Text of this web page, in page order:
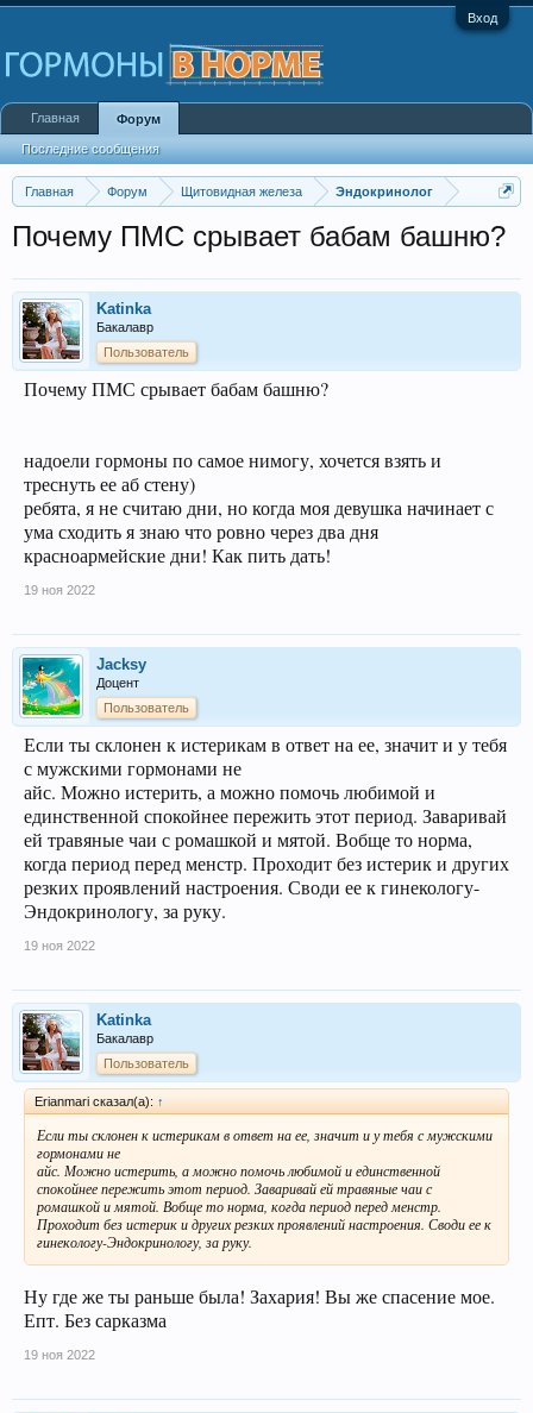
Вход
Главная Форум Щитовидная железа Эндокринолог
Почему ПМС срывает бабам башню?
Katinka
Бакалавр
Пользователь
Почему ПМС срывает бабам башню?
надоели гормоны по самое нимогу, хочется взять и
треснуть ее аб стену)
ребята, я не считаю дни, но когда моя девушка начинает с
ума сходить я знаю что ровно через два дня
красноармейские дни! Как пить дать!
19 ноя 2022
Jacksy
Доцент
Пользователь
Если ты склонен к истерикам в ответ на ее, значит и у тебя
с мужскими гормонами не
айс. Можно истерить, а можно помочь любимой и
единственной спокойнее пережить этот период. Заваривай
ей травяные чаи с ромашкой и мятой. Вобще то норма,
когда период перед менстр. Проходит без истерик и других
резких проявлений настроения. Своди ее к гинекологу-
Эндокринологу, за руку.
19 ноя 2022
Katinka
Бакалавр
Пользователь
Erianmari сказал(а): ↑
Если ты склонен к истерикам в ответ на ее, значит и у тебя с мужскими
гормонами не
айс. Можно истерить, а можно помочь любимой и единственной
спокойнее пережить этот период. Заваривай ей травяные чаи с
ромашкой и мятой. Вобще то норма, когда период перед менстр.
Проходит без истерик и других резких проявлений настроения. Своди ее к
гинекологу-Эндокринологу, за руку.
Ну где же ты раньше была! Захария! Вы же спасение мое.
Епт. Без сарказма
19 ноя 2022
Главная Форум
Последние сообщения